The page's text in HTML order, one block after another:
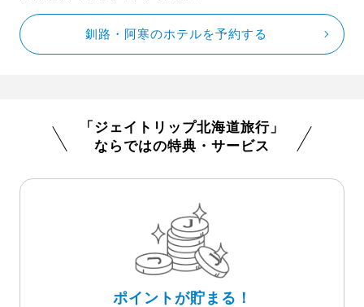
釧路・阿寒のホテルを予約する
「ジェイトリップ北海道旅行」
ならではの特典・サービス
ポイントが貯まる！